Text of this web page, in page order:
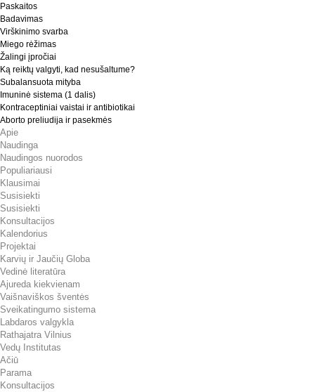
Paskaitos
Badavimas
Virškinimo svarba
Miego rėžimas
Žalingi įpročiai
Ką reiktų valgyti, kad nesušaltume?
Subalansuota mityba
Imuninė sistema (1 dalis)
Kontraceptiniai vaistai ir antibiotikai
Aborto preliudija ir pasekmės
Apie
Naudinga
Naudingos nuorodos
Populiariausi
Klausimai
Susisiekti
Susisiekti
Konsultacijos
Kalendorius
Projektai
Karvių ir Jaučių Globa
Vedinė literatūra
Ajureda kiekvienam
Vaišnaviškos šventės
Sveikatingumo sistema
Labdaros valgykla
Rathajatra Vilnius
Vedų Institutas
Ačiū
Parama
Konsultacijos